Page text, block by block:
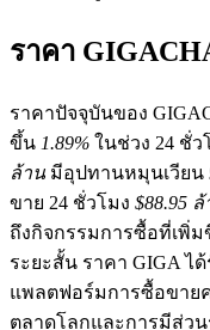
ฟิวเจอร์ส USDT
ราคา
ราคาปัจจุบันของ
ขึ้น 1.89% ในช่วง 24 ชั่
ล้าน มีอุปทานหมุนเวียน
ขาย 24 ชั่วโมง $88.95
ถึงกิจกรรมการซื้อที่เพิ่
ระยะสั้น ราคา GIGA ไ
แพลตฟอร์มการซื้อขาย
ตลาดโลกและการมีส่ว